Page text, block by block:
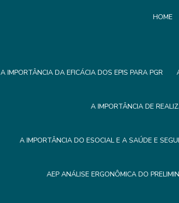
HOME
A IMPORTÂNCIA DA EFICÁCIA DOS EPIS PARA PGR
A IMPORTÂNCIA DE
A IMPORTÂNCIA DO ESOCIAL E A SAÚDE E
AEP ANÁLISE ERGONÔMICA DO